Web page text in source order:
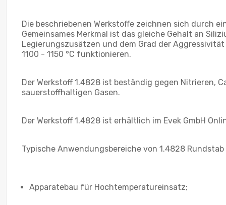
Die beschriebenen Werkstoffe zeichnen sich durch
Gemeinsames Merkmal ist das gleiche Gehalt an
Legierungszusätzen und dem Grad der
1100 - 1150 °C funktionieren.
Der Werkstoff 1.4828 ist beständig gegen Nitrieren,
sauerstoffhaltigen Gasen.
Der Werkstoff 1.4828 ist erhältlich im Evek GmbH
Typische Anwendungsbereiche von 1.4828 Rundstab
Apparatebau für Hochtemperatureinsatz;